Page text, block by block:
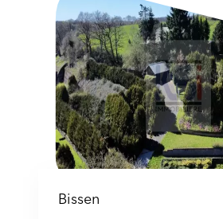
Bissen